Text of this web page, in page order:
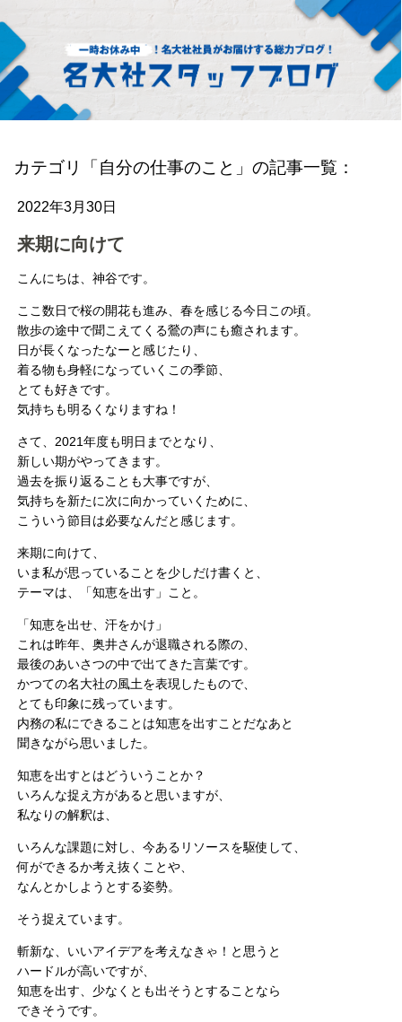
カテゴリ「自分の仕事のこと」の記事一覧：
2022年3月30日
来期に向けて
こんにちは、神谷です。
ここ数日で桜の開花も進み、春を感じる今日この頃。
散歩の途中で聞こえてくる鶯の声にも癒されます。
日が長くなったなーと感じたり、
着る物も身軽になっていくこの季節、
とても好きです。
気持ちも明るくなりますね！
さて、2021年度も明日までとなり、
新しい期がやってきます。
過去を振り返ることも大事ですが、
気持ちを新たに次に向かっていくために、
こういう節目は必要なんだと感じます。
来期に向けて、
いま私が思っていることを少しだけ書くと、
テーマは、「知恵を出す」こと。
「知恵を出せ、汗をかけ」
これは昨年、奥井さんが退職される際の、
最後のあいさつの中で出てきた言葉です。
かつての名大社の風土を表現したもので、
とても印象に残っています。
内務の私にできることは知恵を出すことだなあと
聞きながら思いました。
知恵を出すとはどういうことか？
いろんな捉え方があると思いますが、
私なりの解釈は、
いろんな課題に対し、今あるリソースを駆使して、
何ができるか考え抜くことや、
なんとかしようとする姿勢。
そう捉えています。
斬新な、いいアイデアを考えなきゃ！と思うと
ハードルが高いですが、
知恵を出す、少なくとも出そうとすることなら
できそうです。